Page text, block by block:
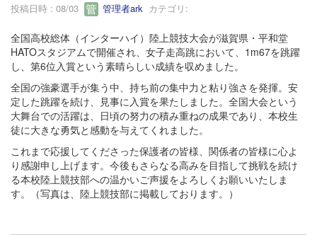
投稿日時 : 08/03 管理者ark カテゴリ:
全国高校総体（インターハイ）陸上競技大会が滋賀県・平和堂
HATOスタジアムで開催され、女子走高跳において、1m67を跳躍
し、第6位入賞という素晴らしい成績を収めました。
全国の強豪選手が集う中、持ち前の集中力と粘り強さを発揮。安
定した跳躍を続け、見事に入賞を果たしました。全国大会という
大舞台での活躍は、日頃の努力の積み重ねの成果であり、本校生
徒に大きな勇気と感動を与えてくれました。
これまで応援してくださった保護者の皆様、関係者の皆様に心よ
り感謝申し上げます。今後もさらなる高みを目指して挑戦を続け
る本校陸上競技部への温かいご声援をよろしくお願いいたしま
す。（写真は、陸上競技部に掲載しております。）